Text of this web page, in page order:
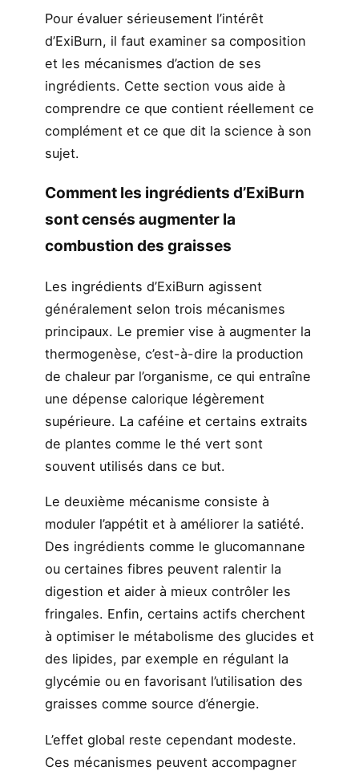
Pour évaluer sérieusement l’intérêt
d’ExiBurn, il faut examiner sa composition
et les mécanismes d’action de ses
ingrédients. Cette section vous aide à
comprendre ce que contient réellement ce
complément et ce que dit la science à son
sujet.
Comment les ingrédients d’ExiBurn
sont censés augmenter la
combustion des graisses
Les ingrédients d’ExiBurn agissent
généralement selon trois mécanismes
principaux. Le premier vise à augmenter la
thermogenèse, c’est-à-dire la production
de chaleur par l’organisme, ce qui entraîne
une dépense calorique légèrement
supérieure. La caféine et certains extraits
de plantes comme le thé vert sont
souvent utilisés dans ce but.
Le deuxième mécanisme consiste à
moduler l’appétit et à améliorer la satiété.
Des ingrédients comme le glucomannane
ou certaines fibres peuvent ralentir la
digestion et aider à mieux contrôler les
fringales. Enfin, certains actifs cherchent
à optimiser le métabolisme des glucides et
des lipides, par exemple en régulant la
glycémie ou en favorisant l’utilisation des
graisses comme source d’énergie.
L’effet global reste cependant modeste.
Ces mécanismes peuvent accompagner